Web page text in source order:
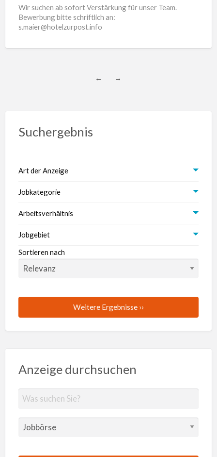
Wir suchen ab sofort Verstärkung für unser Team.
Bewerbung bitte schriftlich an:
s.maier@hotelzurpost.info
← →
Suchergebnis
Art der Anzeige
Jobkategorie
Arbeitsverhältnis
Jobgebiet
Sortieren nach
Weitere Ergebnisse ››
Anzeige durchsuchen